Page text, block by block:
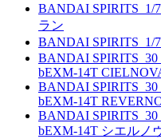
BANDAI SPIRITS_1/
ラン
BANDAI SPIRITS_1/
BANDAI SPIRITS_30
bEXM-14T
BANDAI SPIRITS_30
bEXM-14T
BANDAI SPIRITS_30
bEXM-14T シエルノ